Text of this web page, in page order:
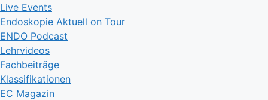
Live Events
Endoskopie Aktuell on Tour
ENDO Podcast
Lehrvideos
Fachbeiträge
Klassifikationen
EC Magazin